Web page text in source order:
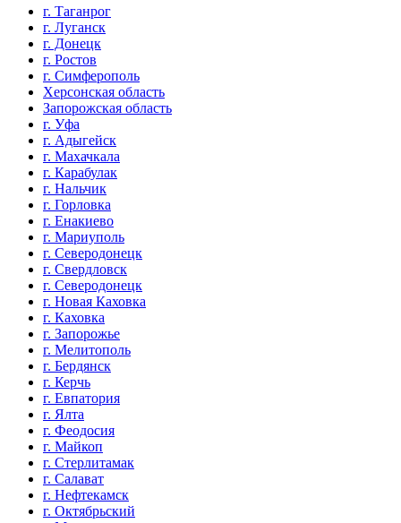
г. Таганрог
г. Луганск
г. Донецк
г. Ростов
г. Симферополь
Херсонская область
Запорожская область
г. Уфа
г. Адыгейск
г. Махачкала
г. Карабулак
г. Нальчик
г. Горловка
г. Енакиево
г. Мариуполь
г. Северодонецк
г. Свердловск
г. Северодонецк
г. Новая Каховка
г. Каховка
г. Запорожье
г. Мелитополь
г. Бердянск
г. Керчь
г. Евпатория
г. Ялта
г. Феодосия
г. Майкоп
г. Стерлитамак
г. Салават
г. Нефтекамск
г. Октябрьский